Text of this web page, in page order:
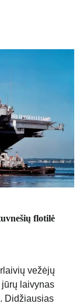
flotilė
vežėjų
laivynas
Didžiausias